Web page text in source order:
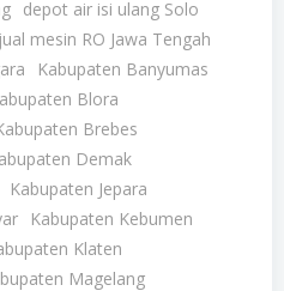
depot air isi ulang Solo
jual mesin RO Jawa Tengah
Kabupaten Banyumas
Blora
Brebes
Demak
Kabupaten Jepara
Kabupaten Kebumen
Klaten
Magelang